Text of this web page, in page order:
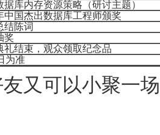
据库内存资源策略（研讨主题）
中国杰出数据库工程师颁奖
结陈词
奖
礼结束，观众领取纪念品
为准
又可以小聚一